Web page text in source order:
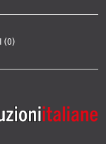
(0)